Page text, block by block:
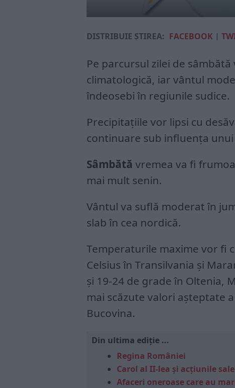
DISTRIBUIE ȘTIREA: FACEBOOK |
Pe parcursul zilei de
climatologică, iar vântul
îndeosebi în regiunile sudice.
Precipitațiile vor lipsi cu
continuare sub influența
Sâmbătă vremea va fi
mai mult senin.
Vântul va suflă moderat în
slab în cea nordică.
Temperaturile maxime vor fi
Celsius în Transilvania și
și 19-24 de grade în Oltenia,
mai scăzute valori așteptate
Bucovina.
Din ultima ediție ...
Regina României
Carol al II-lea și acțiunile
Afaceri oneroase care au